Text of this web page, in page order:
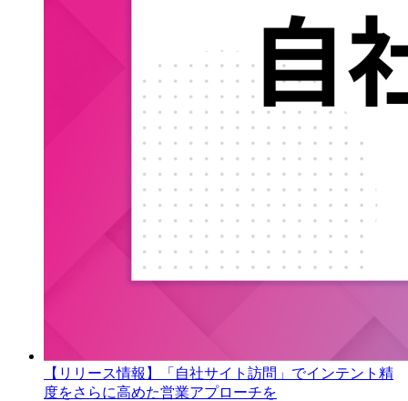
【リリース情報】「自社サイト訪問」でインテント精
度をさらに高めた営業アプローチを